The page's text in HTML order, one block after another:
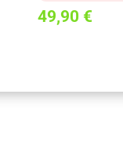
49,90 €